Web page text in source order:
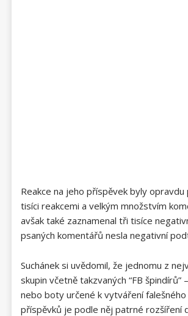
Reakce na jeho příspěvek byly
tisíci reakcemi a velkým množstvím
avšak také zaznamenal tři tisíce
psaných komentářů nesla negativní
Suchánek si uvědomil, že jednomu z
skupin včetně takzvaných “FB
nebo boty určené k vytváření
příspěvků je podle něj patrné rozšíření